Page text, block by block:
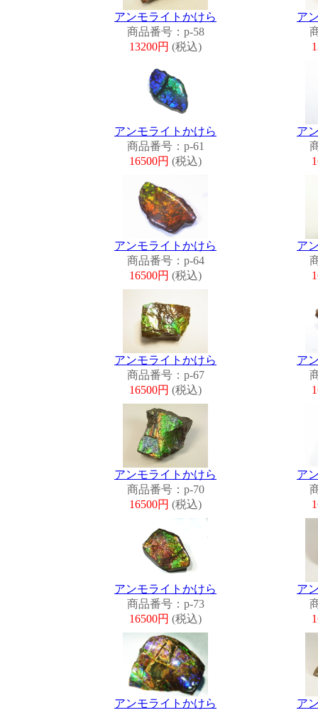
アンモライトかけら
商品番号：p-58
13200円 (税込)
ア
アンモライトかけら
商品番号：p-61
16500円 (税込)
ア
アンモライトかけら
商品番号：p-64
16500円 (税込)
ア
アンモライトかけら
商品番号：p-67
16500円 (税込)
ア
アンモライトかけら
商品番号：p-70
16500円 (税込)
ア
アンモライトかけら
商品番号：p-73
16500円 (税込)
ア
アンモライトかけら
ア